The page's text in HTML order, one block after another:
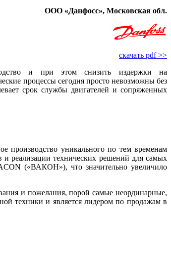
ООО «Данфосс», Московская обл.
скачать pdf >>
и при этом снизить издержки на
процессы сегодня просто невозможны без
срок службы двигателей и сопряженных
производство уникального по тем временам
реализации технических решений для самых
(«ВАКОН»), что значительно увеличило
и пожелания, порой самые неординарные,
техники и является лидером по продажам в